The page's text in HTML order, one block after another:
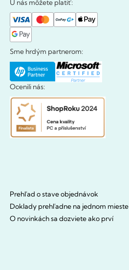
U nás môžete platiť:
Sme hrdým partnerom:
Ocenili nás:
Prehľad o stave objednávok
Doklady prehľadne na jednom mieste
O novinkách sa dozviete ako prví